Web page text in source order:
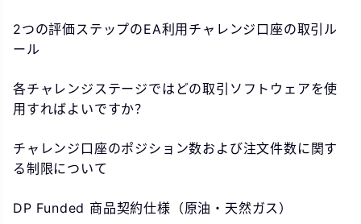
2つの評価ステップのEA利用チャレンジ口座の取引ル
ール
各チャレンジステージではどの取引ソフトウェアを使
用すればよいですか？
チャレンジ口座のポジション数および注文件数に関す
る制限について
DP Funded 商品契約仕様（原油・天然ガス）